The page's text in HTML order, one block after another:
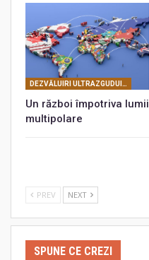
DEZVĂLUIRI ULTRAZGUDUITOARE REFERITOARE LA PLANURILE FRANCMASONERIEI MONDIALE
Un război împotriva lumii
multipolare
PREV NEXT
SPUNE CE CREZI